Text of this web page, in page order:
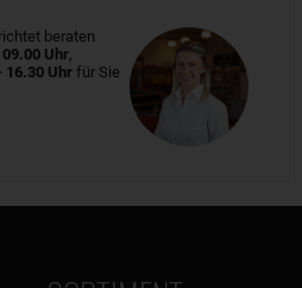
beraten
Uhr,
16.30 Uhrfür Sie